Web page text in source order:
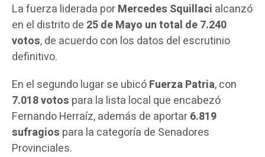
La fuerza liderada porMercedes Squillaci alcanzó
en el distrito de 25 de Mayo un total de 7.240
votos, de acuerdo con los datos del escrutinio
definitivo.
En el segundo lugar se ubicóFuerza Patria, con
7.018 votos para la lista local que encabezó
Fernando Herraíz, además de aportar6.819
sufragios para la categoría de Senadores
Provinciales.